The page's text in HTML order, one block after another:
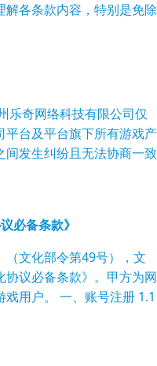
各条款内容，特别是免除
乐奇网络科技有限公司仅
台及平台旗下所有游戏产
发生纠纷且无法协商一致
必备条款》
文化部令第49号），文
议必备条款》。甲方为网
用户。 一、账号注册 1.1